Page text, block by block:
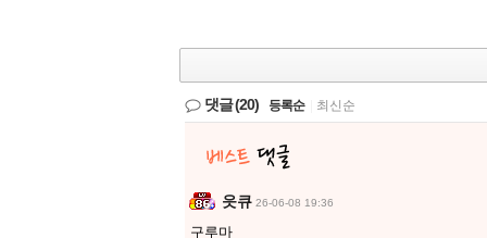
댓글(20) 등록순 최신순
읏큐 26-06-08 19:36
구루마